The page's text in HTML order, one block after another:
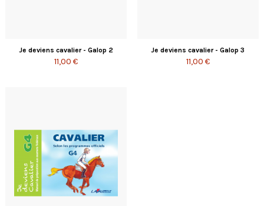
Je deviens cavalier - Galop 2
11,00 €
Je deviens cavalier - Galop 3
11,00 €